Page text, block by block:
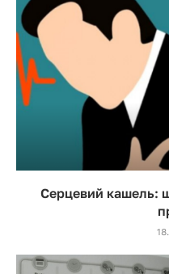
Серцевий кашель: